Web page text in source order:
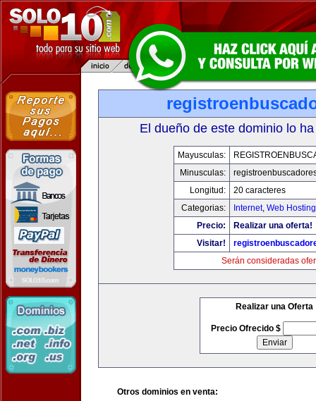
El dueño de este dominio lo
Mayusculas:
Minusculas:
Longitud:
20 caracteres
Categorias:
Internet, Web
Precio:
Realizar una oferta!
Visitar!
Serán consideradas
Realizar una Oferta
Precio Ofrecido $
Otros dominios en venta: